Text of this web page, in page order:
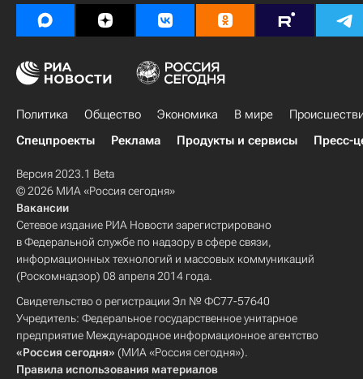
Политика Общество Экономика В мире
Спецпроекты
Реклама Продукты и сервисы Пресс-
Версия 2023.1 Beta
© 2026 МИА «Россия сегодня»
Вакансии
Сетевое издание РИА Новости зарегистрировано
в Федеральной службе по надзору в сфере связи,
информационных технологий и массовых коммуникаций
(Роскомнадзор) 08 апреля 2014 года.
Свидетельство о регистрации Эл № ФС77-57640
Учредитель: Федеральное государственное унитарное
предприятие Международное информационное агентство
«Россия сегодня» (МИА «Россия сегодня»).
Правила использования материалов